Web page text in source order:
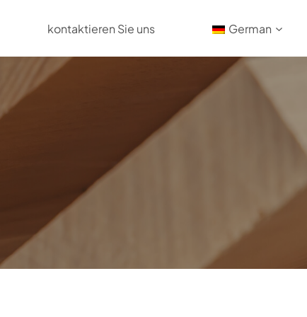
kontaktieren Sie uns German